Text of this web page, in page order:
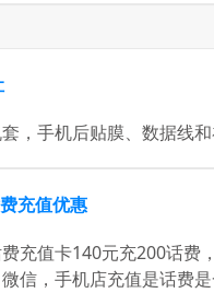
，手机后贴膜、数据线
充值优惠
充值卡140元充200话费
信，手机店充值是话费